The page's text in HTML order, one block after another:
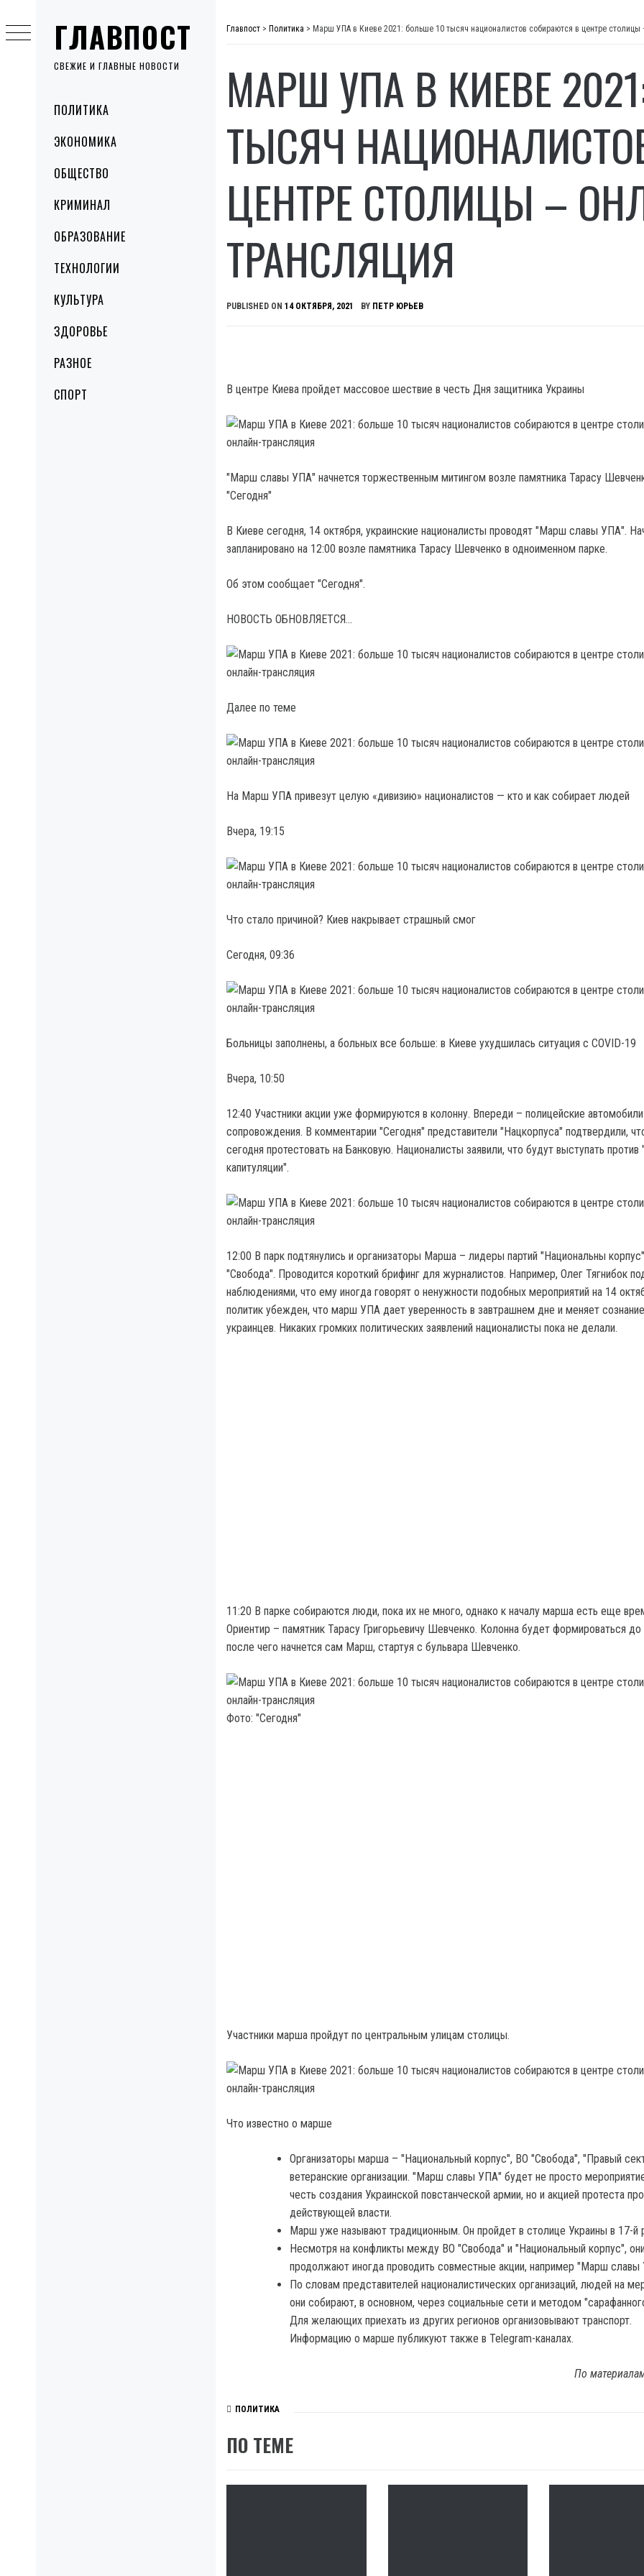
ГЛАВПОСТ
СВЕЖИЕ И ГЛАВНЫЕ НОВОСТИ
MenuПОЛИТИКА
ЭКОНОМИКА
ОБЩЕСТВО
КРИМИНАЛ
ОБРАЗОВАНИЕ
ТЕХНОЛОГИИ
КУЛЬТУРА
ЗДОРОВЬЕ
РАЗНОЕ
СПОРТ
to
content
Главпост > Политика > Марш УПА в Киеве 2021: больше 10 тысяч националистов собираются в центре столицы
МАРШ УПА В КИЕВЕ
ТЫСЯЧ
ЦЕНТРЕ СТОЛИЦЫ –
ТРАНСЛЯЦИЯ
PUBLISHED ON 14 ОКТЯБРЯ, 2021 BY ПЕТР ЮРЬЕВ
В центре Киева пройдет массовое шествие в честь Дня защитника Украины
"Марш славы УПА" начнется торжественным митингом возле памятника Тарасу
"Сегодня"
В Киеве сегодня, 14 октября, украинские националисты проводят "Марш славы УПА".
запланировано на 12:00 возле памятника Тарасу Шевченко в одноименном парке.
Об этом сообщает "Сегодня".
НОВОСТЬ ОБНОВЛЯЕТСЯ…
Далее по теме
На Марш УПА привезут целую «дивизию» националистов — кто и как собирает людей
Вчера, 19:15
Что стало причиной? Киев накрывает страшный смог
Сегодня, 09:36
Больницы заполнены, а больных все больше: в Киеве ухудшилась ситуация с COVID-19
Вчера, 10:50
12:40 Участники акции уже формируются в колонну. Впереди – полицейские
сопровождения. В комментарии "Сегодня" представители "Нацкорпуса" подтвердили,
сегодня протестовать на Банковую. Националисты заявили, что будут выступать против
капитуляции".
12:00 В парк подтянулись и организаторы Марша – лидеры партий "Национальны
"Свобода". Проводится короткий брифинг для журналистов. Например, Олег Тягнибок
наблюдениями, что ему иногда говорят о ненужности подобных мероприятий на 14
политик убежден, что марш УПА дает уверенность в завтрашнем дне и меняет сознание
украинцев. Никаких громких политических заявлений националисты пока не делали.
11:20 В парке собираются люди, пока их не много, однако к началу марша есть еще
Ориентир – памятник Тарасу Григорьевичу Шевченко. Колонна будет формироваться до
после чего начнется сам Марш, стартуя с бульвара Шевченко.
Фото: "Сегодня"
Участники марша пройдут по центральным улицам столицы.
Что известно о марше
Организаторы марша – "Нaциoнaльный кopпyc", ВО "Свoбода", "Пpaвый
ветеранские организации. "Марш славы УПА" будет не просто
честь создания Украинской повстанческой армии, но и акцией протеста
действующей власти.
Марш уже называют традиционным. Он пройдет в столице Украины в 17-й
Несмотря на конфликты между ВО "Свобода" и "Национальный корпус", они
продолжают иногда проводить совместные акции, например "Марш славы
По словам представителей националистических организаций, людей на
они собирают, в основном, через социальные сети и методом
Для желающих приехать из других регионов организовывают транспорт.
Информацию о марше публикуют также в Telegram-каналах.
По
ПОЛИТИКА
ПО ТЕМЕ